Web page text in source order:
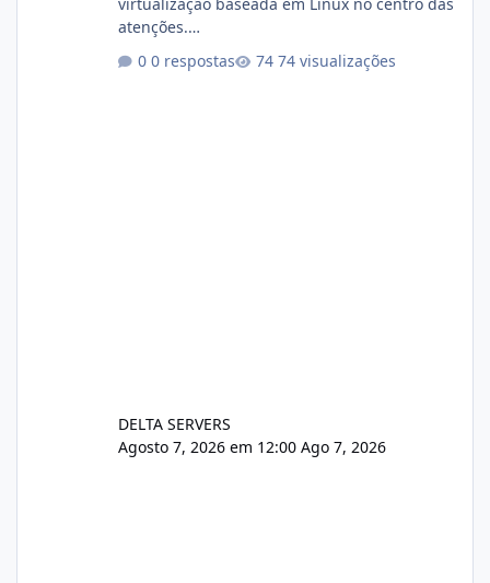
atenções.
https://cloudlinux.statuspage.io/incidents/dlr
xjx23zz5f Criamos uma breve explicação:
0 respostas 74 visualizações
DELTA SERVERS
Agosto 7, 2026 em 12:00 Ago 7, 2026